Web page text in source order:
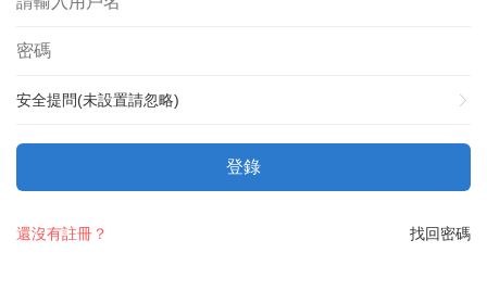
安全提問(未設置請忽略)
登錄
找回密碼
還沒有註冊？